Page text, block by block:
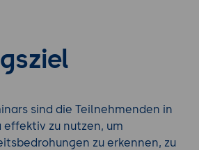
einzusetzen.
sind die Teilnehmenden in
effektiv zu nutzen, um
zu erkennen, zu